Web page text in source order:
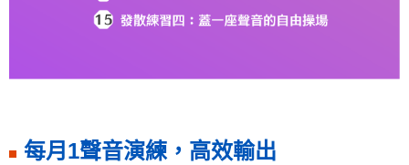
每月1聲音演練，高效輸出